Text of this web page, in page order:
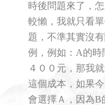
時後問題來了，
較懶，我就只看
題，不準其實沒
例，例如：A的時
４００元，那我
這個成本，如果
會選擇Ａ，因為B